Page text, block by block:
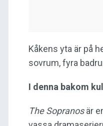
Kåkens yta är på
sovrum, fyra
I denna bakom
The Sopranosär